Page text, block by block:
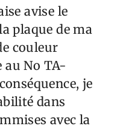
avise le
plaque de ma
couleur
No TA-
je
dans
avec la